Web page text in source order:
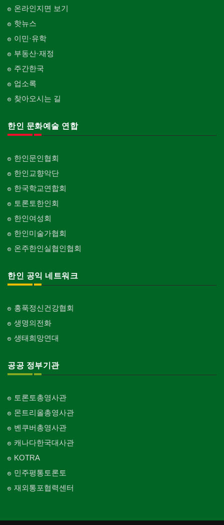
온라인지면 보기
핫뉴스
이민·유학
부동산·재정
주간한국
업소록
찾아오시는 길
한인 문화예술 연합
한인문인협회
한인교향악단
한국학교연합회
토론토한인회
한인여성회
한인미술가협회
온주한인실협인협회
한인 공익 네트워크
홍푹정신건강협회
생명의전화
생태희망연대
공공 정부기관
토론토총영사관
몬트리올총영사관
벤쿠버총영사관
캐나다한국대사관
KOTRA
민주평통토론토
재외통포협력센터